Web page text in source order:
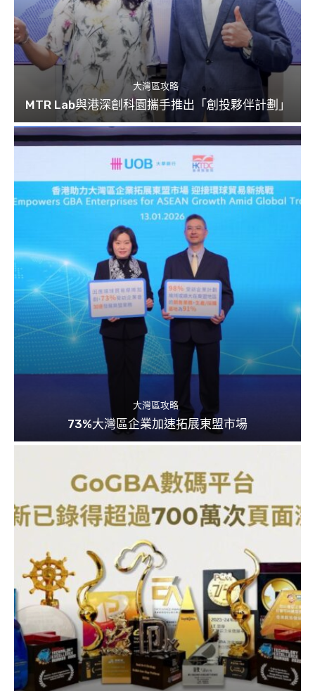
大灣區攻略
MTR Lab與港深創科園攜手推出「創投夥伴計劃」
大灣區攻略
73%大灣區企業加速拓展東盟市場